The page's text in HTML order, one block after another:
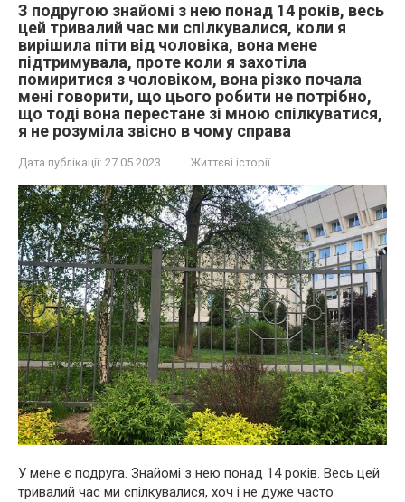
З подругою знайомі з нею понад 14 років, весь
цей тривалий час ми спілкувалися, коли я
вирішила піти від чоловіка, вона мене
підтримувала, проте коли я захотіла
помиритися з чоловіком, вона різко почала
мені говорити, що цього робити не потрібно,
що тоді вона перестане зі мною спілкуватися,
я не розуміла звісно в чому справа
Дата публікації: 27.05.2023 Життєві історії
У мене є подруга. Знайомі з нею понад 14 років. Весь цей
тривалий час ми спілкувалися, хоч і не дуже часто